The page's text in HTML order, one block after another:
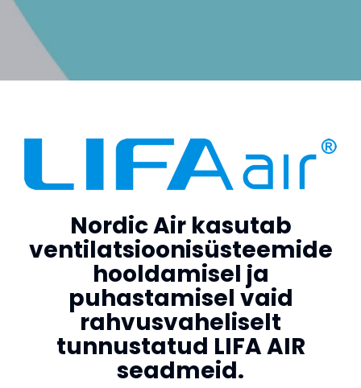
Nordic Air kasutab
ventilatsioonisüsteemide
hooldamisel ja
puhastamisel vaid
rahvusvaheliselt
tunnustatud LIFA AIR
seadmeid.